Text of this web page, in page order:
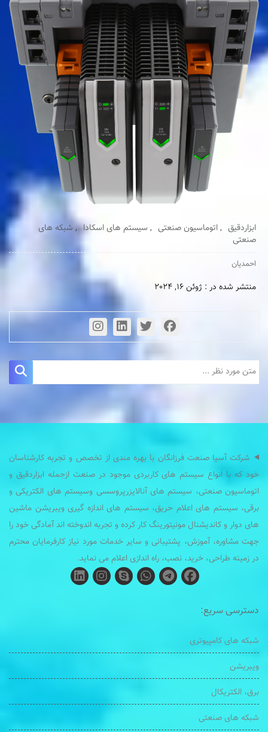
ابزاردقیق , اتوماسیون صنعتی , سیستم های اسکادا ,شبکه های
صنعتی
احمدیان
منتشر شده در : ژوئن 16, 2024
شرکت آسیا صنعت فرزانگان با بهره مندی از تخصص و تجربه کارشناسان
خود که با انواع سیستم های کاربردی موجود در صنعت ازجمله ابزاردقیق و
اتوماسیون صنعتی، سیستم های آنالایزرپروسسی وسیستم های الکتریکی و
برقی، سیستم های اعلام حریق، سیستم های اندازه گیری ویبریشن ماشین
های دوار و کاندیشنال مونیتورینگ کار کرده و تجربه اندوخته اند آمادگی خود را
جهت مشاوره، آموزش، پشتیبانی و سایر خدمات مورد نیاز کارفرمایان محترم
در زمینه طراحی، خرید، نصب، راه اندازی اعلام می نماید.
دسترسی سریع:
شبکه های کامپیوتری
ویبریشن
برق، الکتریکال
شبکه های صنعتی